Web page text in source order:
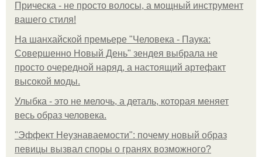
Прическа - не просто волосы, а мощный инструмент
вашего стиля!
На шанхайской премьере "Человека - Паука:
Совершенно Новый День" зендея выбрала не
просто очередной наряд, а настоящий артефакт
высокой моды.
Улыбка - это не мелочь, а деталь, которая меняет
весь образ человека.
"Эффект Неузнаваемости": почему новый образ
певицы вызвал споры о гранях возможного?